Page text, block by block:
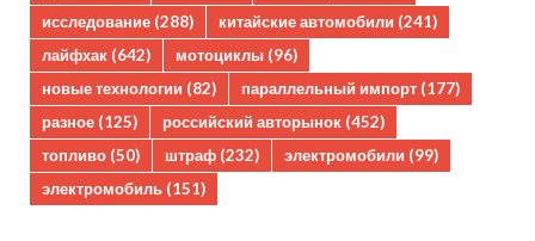
исследование (288) китайские автомобили (241)
лайфхак (642) мотоциклы (96)
новые технологии (82) параллельный импорт (177)
разное (125) российский авторынок (452)
топливо (50) штраф (232) электромобили (99)
электромобиль (151)